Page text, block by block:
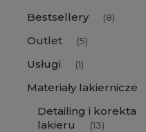
Bestsellery (8)
Outlet (5)
Usługi (1)
Materiały lakiernicze
Detailing i korekta
lakieru
(13)